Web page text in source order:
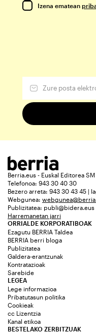
Izena ematean
Berria.eus - Euskal Editorea SM
Telefonoa: 943 30 40 30
Bezero arreta: 943 30 43 45 |
Webgunea:
Publizitatea: publi@bidera.eus
Harremanetan jarri
ORRIALDE KORPORATIBOAK
Ezagutu BERRIA Taldea
BERRIA berri bloga
Publizitatea
Galdera-erantzunak
Kontratazioak
Sarebide
LEGEA
Lege informazioa
Pribatutasun politika
Cookieak
cc Lizentzia
Kanal etikoa
BESTELAKO ZERBITZUAK